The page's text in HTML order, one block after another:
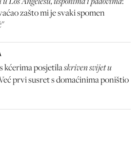
zašto mi je svaki spomen
kćerima posjetilaskriven svijet u
prvi susret s domaćinima poništio